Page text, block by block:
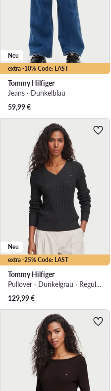
extra -10% Code: LAST
Neu
Tommy Hilfiger
Jeans · Dunkelblau
59,99€
extra -25% Code: LAST
Neu
Tommy Hilfiger
Pullover · Dunkelgrau · Regular Fit
129,99€